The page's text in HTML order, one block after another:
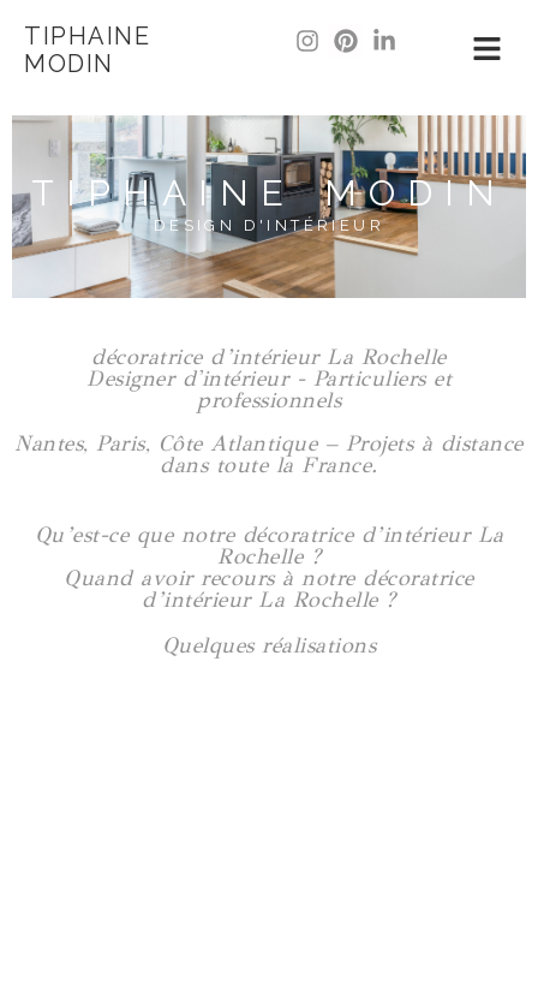
TIPHAINE
MODIN
TIPHAINE MODIN
DESIGN D'INTÉRIEUR
décoratrice d’intérieur La Rochelle
Designer d'intérieur - Particuliers et
professionnels
Nantes, Paris, Côte Atlantique – Projets à distance
dans toute la France.
Qu’est-ce que notre décoratrice d’intérieur La
Rochelle ?
Quand avoir recours à notre décoratrice
d’intérieur La Rochelle ?
Quelques réalisations